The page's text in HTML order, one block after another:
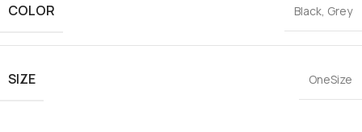
COLOR
Black Grey
SIZE OneSize